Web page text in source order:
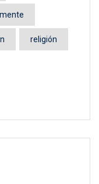
religión